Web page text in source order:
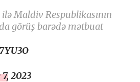
Maldiv Respublikasının
görüş barədə mətbuat
2023